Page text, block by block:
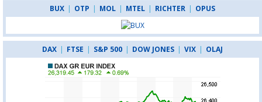
BUX | OTP | MOL | MTEL | RICHTER | OPUS
DAX | FTSE | S&P 500 | DOW JONES | VIX | OLAJ